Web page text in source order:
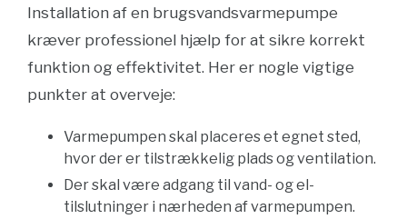
Installation af en brugsvandsvarmepumpe
kræver professionel hjælp for at sikre korrekt
funktion og effektivitet. Her er nogle vigtige
punkter at overveje:
Varmepumpen skal placeres et egnet sted,
hvor der er tilstrækkelig plads og ventilation.
Der skal være adgang til vand- og el-
tilslutninger i nærheden af varmepumpen.